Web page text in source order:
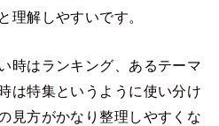
理解しやすいです。
時はランキング、あるテーマ
は特集というように使い分け
見方がかなり整理しやすくな